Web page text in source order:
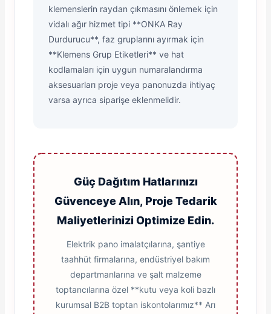
klemenslerin raydan çıkmasını önlemek için
vidalı ağır hizmet tipi **ONKA Ray
Durdurucu**, faz gruplarını ayırmak için
**Klemens Grup Etiketleri** ve hat
kodlamaları için uygun numaralandırma
aksesuarları proje veya panonuzda ihtiyaç
varsa ayrıca siparişe eklenmelidir.
Güç Dağıtım Hatlarınızı
Güvenceye Alın, Proje Tedarik
Maliyetlerinizi Optimize Edin.
Elektrik pano imalatçılarına, şantiye
taahhüt firmalarına, endüstriyel bakım
departmanlarına ve şalt malzeme
toptancılarına özel **kutu veya koli bazlı
kurumsal B2B toptan iskontolarımız** Arı